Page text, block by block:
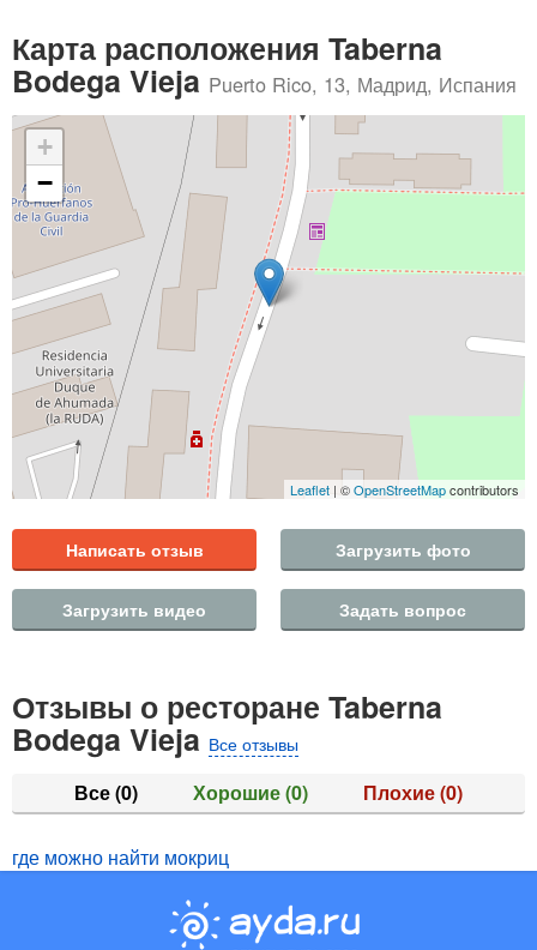
Карта расположения Taberna
Bodega Vieja Puerto Rico, 13, Мадрид, Испания
+
−
Leaflet | ©OpenStreetMapcontributors
Написать отзыв Загрузить фото
Загрузить видео Задать вопрос
Отзывы о ресторане Taberna
Bodega Vieja Все отзывы
Все(0) Хорошие(0) Плохие(0)
где можно найти мокриц